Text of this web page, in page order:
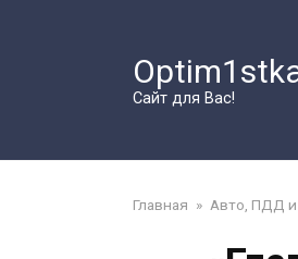
Сайт для Вас!
Главная » Авто, ПДД и